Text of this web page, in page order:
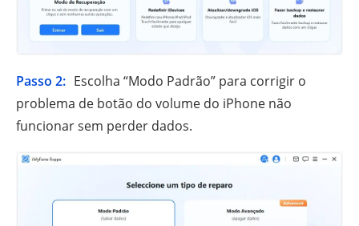
Passo 2: Escolha “Modo Padrão” para corrigir o
problema de botão do volume do iPhone não
funcionar sem perder dados.